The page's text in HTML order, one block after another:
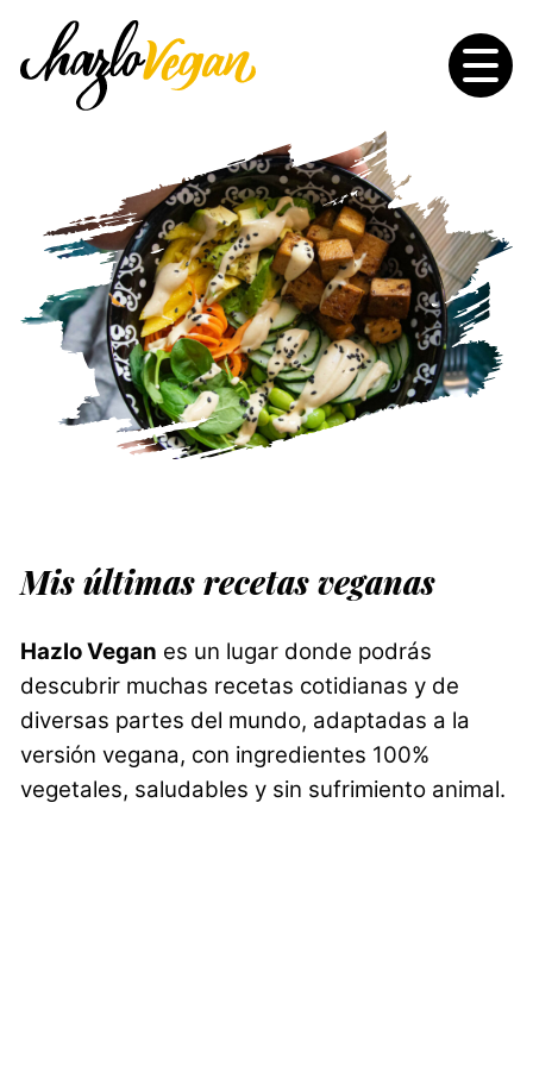
Mis últimas recetas veganas
Hazlo Vegan es un lugar donde podrás
descubrir muchas recetas cotidianas y de
diversas partes del mundo, adaptadas a la
versión vegana, con ingredientes 100%
vegetales, saludables y sin sufrimiento animal.